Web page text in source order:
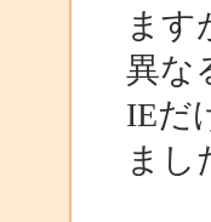
ます
異な
IEだ
まし